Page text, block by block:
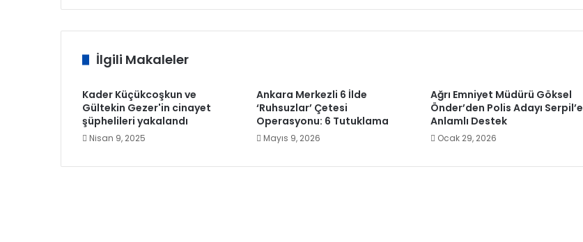
İlgili Makaleler
Kader Küçükcoşkun ve
Gültekin Gezer'in cinayet
şüphelileri yakalandı
Nisan 9, 2025
Ankara Merkezli 6 İlde
‘Ruhsuzlar’ Çetesi
Operasyonu: 6 Tutuklama
Mayıs 9, 2026
Ağrı Emniyet Müdürü Göksel
Önder’den Polis Adayı Serpil’e
Anlamlı Destek
Ocak 29, 2026